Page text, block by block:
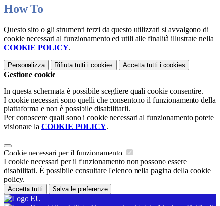
How To
Questo sito o gli strumenti terzi da questo utilizzati si avvalgono di
cookie necessari al funzionamento ed utili alle finalità illustrate nella
COOKIE POLICY.
Personalizza Rifiuta tutti i cookies Accetta tutti i cookies
Gestione cookie
In questa schermata è possibile scegliere quali cookie consentire.
I cookie necessari sono quelli che consentono il funzionamento della
piattaforma e non è possibile disabilitarli.
Per conoscere quali sono i cookie necessari al funzionamento potete
visionare la COOKIE POLICY.
Cookie necessari per il funzionamento
I cookie necessari per il funzionamento non possono essere
disabilitati. È possibile consultare l'elenco nella pagina della cookie
policy.
Accetta tutti Salva le preferenze